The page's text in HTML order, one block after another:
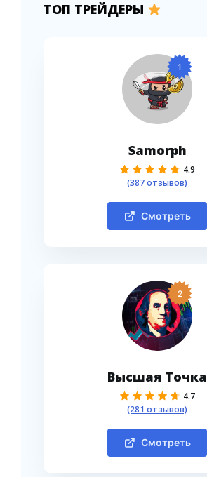
ТОП ТРЕЙДЕРЫ
1
Samorph
4.9
(387 отзывов)
Смотреть
2
Высшая Точка
4.7
(281 отзывов)
Смотреть